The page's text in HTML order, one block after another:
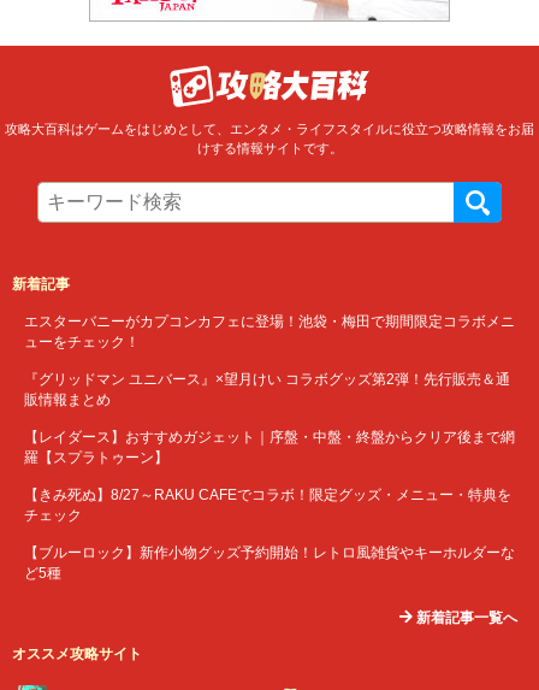
攻略大百科はゲームをはじめとして、エンタメ・ライフスタイルに役立つ攻略情報をお届
けする情報サイトです。
新着記事
エスターバニーがカプコンカフェに登場！池袋・梅田で期間限定コラボメニ
ューをチェック！
『グリッドマン ユニバース』×望月けい コラボグッズ第2弾！先行販売＆通
販情報まとめ
【レイダース】おすすめガジェット｜序盤・中盤・終盤からクリア後まで網
羅【スプラトゥーン】
【きみ死ぬ】8/27～RAKU CAFEでコラボ！限定グッズ・メニュー・特典を
チェック
【ブルーロック】新作小物グッズ予約開始！レトロ風雑貨やキーホルダーな
ど5種
新着記事一覧へ
オススメ攻略サイト